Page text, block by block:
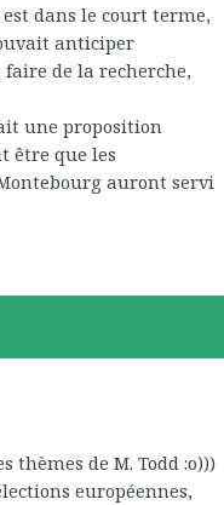
dans le court terme,
anticiper
de la recherche,
une proposition
être que les
auront servi
de M. Todd :o)))
européennes,